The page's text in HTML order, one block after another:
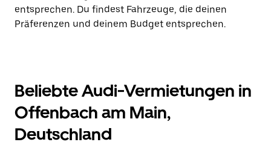
entsprechen. Du findest Fahrzeuge, die deinen
Präferenzen und deinem Budget entsprechen.
Beliebte Audi-Vermietungen in
Offenbach am Main,
Deutschland